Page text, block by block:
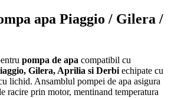
apa Piaggio / Gilera /
pompa de apa compatibil cu
Gilera, Aprilia si Derbi echipate cu
lichid. Ansamblul pompei de apa asigura
racire prin motor, mentinand temperatura